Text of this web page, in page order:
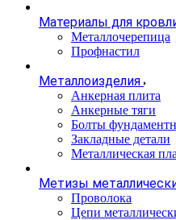
Материалы для
Металлочерепица
Профнастил
Металлоизделия
Анкерная плита
Анкерные тяги
Болты
Закладные детали
Металлическая
Метизы
Проволока
Цепи